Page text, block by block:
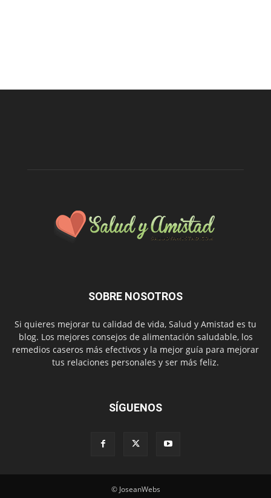
SOBRE NOSOTROS
Si quieres mejorar tu calidad de vida, Salud y Amistad es tu
blog. Los mejores consejos de alimentación saludable, los
remedios caseros más efectivos y la mejor guía para mejorar
tus relaciones personales y ser más feliz.
SÍGUENOS
© JoseanWebs